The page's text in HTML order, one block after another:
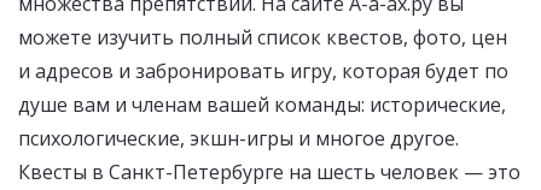
можете изучить полный список квестов, фото, цен
и адресов и забронировать игру, которая будет по
душе вам и членам вашей команды: исторические,
психологические, экшн-игры и многое другое.
Квесты в Санкт-Петербурге на шесть человек — это